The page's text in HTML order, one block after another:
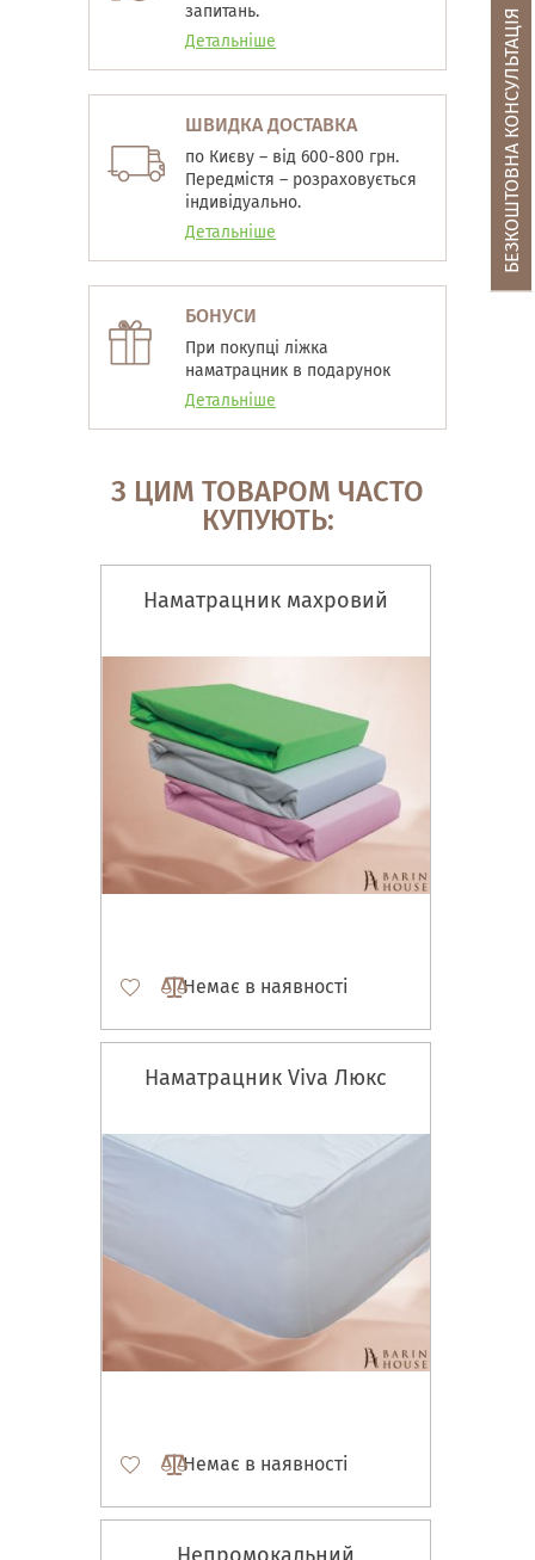
запитань.
Детальніше
ШВИДКА ДОСТАВКА
по Києву – від 600-800 грн.
Передмістя – розраховується
індивідуально.
Детальніше
БОНУСИ
При покупці ліжка
наматрацник в подарунок
Детальніше
З ЦИМ ТОВАРОМ ЧАСТО
КУПУЮТЬ:
Наматрацник махровий
Немає в наявності
Наматрацник Viva Люкс
Немає в наявності
БЕЗКОШТОВНА КОНСУЛЬТАЦІЯ